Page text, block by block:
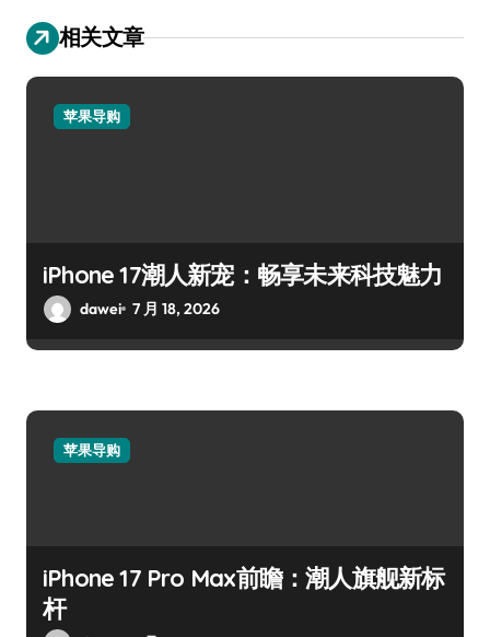
相关文章
苹果导购
iPhone 17潮人新宠：畅享未来科技魅力
dawei 7 月 18, 2026
苹果导购
iPhone 17 Pro Max前瞻：潮人旗舰新标
杆